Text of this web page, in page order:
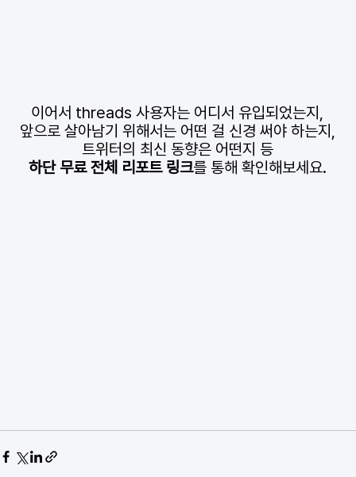
이어서 threads 사용자는 어디서 유입되었는지,
앞으로 살아남기 위해서는 어떤 걸 신경 써야 하는지,
트위터의 최신 동향은 어떤지 등
하단 무료 전체 리포트 링크를 통해 확인해보세요.